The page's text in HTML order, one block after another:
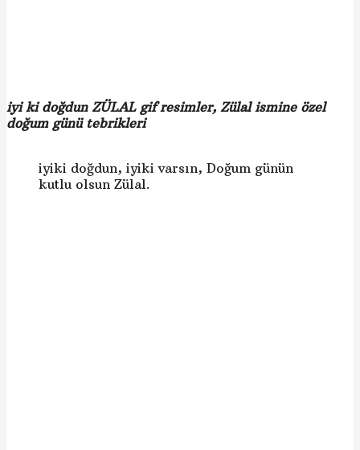
iyi ki doğdun ZÜLAL gif resimler, Zülal ismine özel
doğum günü tebrikleri
iyiki doğdun, iyiki varsın, Doğum günün
kutlu olsun Zülal.